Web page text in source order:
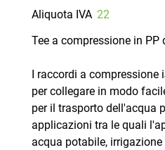
Aliquota IVA 22
Tee a compressione in PP
I raccordi a compressione
per collegare in modo
per il trasporto dell'acqua
applicazioni tra le quali
acqua potabile,